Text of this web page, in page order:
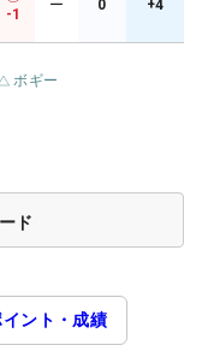
-1
ー 0 +4
ボギー
ド
イント・成績